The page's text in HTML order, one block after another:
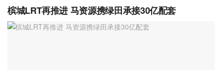
槟城LRT再推进 马资源携绿田承接30亿配套